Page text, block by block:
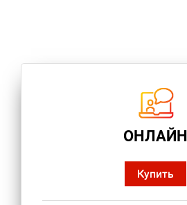
ОНЛАЙН
Купить